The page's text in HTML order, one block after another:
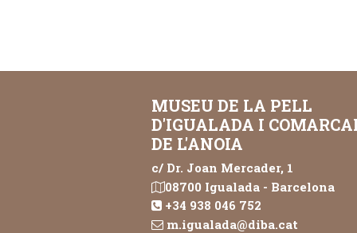
MUSEU DE LA PELL
D'IGUALADA I
DE L'ANOIA
c/ Dr. Joan Mercader, 1
08700 Igualada - Barcelona
+34 938 046 752
m.igualada@diba.cat